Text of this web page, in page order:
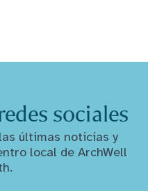
sociales
últimas noticias y
local de ArchWell